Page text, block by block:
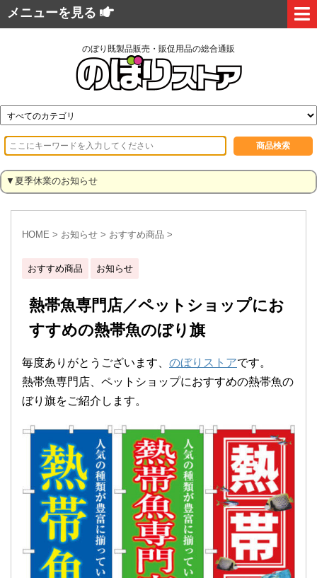
メニューを見る
のぼり既製品販売・販促用品の総合通販
▼夏季休業のお知らせ
HOME > お知らせ > おすすめ商品 >
おすすめ商品 お知らせ
熱帯魚専門店／ペットショップにお
すすめの熱帯魚のぼり旗
毎度ありがとうございます、 のぼりストアです。
熱帯魚専門店、ペットショップにおすすめの熱帯魚の
ぼり旗をご紹介します。